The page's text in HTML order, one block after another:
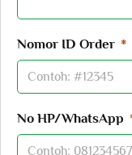
Nomor ID Order
No HP/WhatsApp